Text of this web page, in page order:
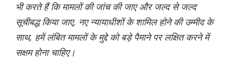
भी करते हैं कि मामलों की जांच की जाए और जल्द से जल्द
सूचीबद्ध किया जाए, नए न्यायाधीशों के शामिल होने की उम्मीद के
साथ, हमें लंबित मामलों के मुद्दे को बड़े पैमाने पर लक्षित करने में
सक्षम होना चाहिए।